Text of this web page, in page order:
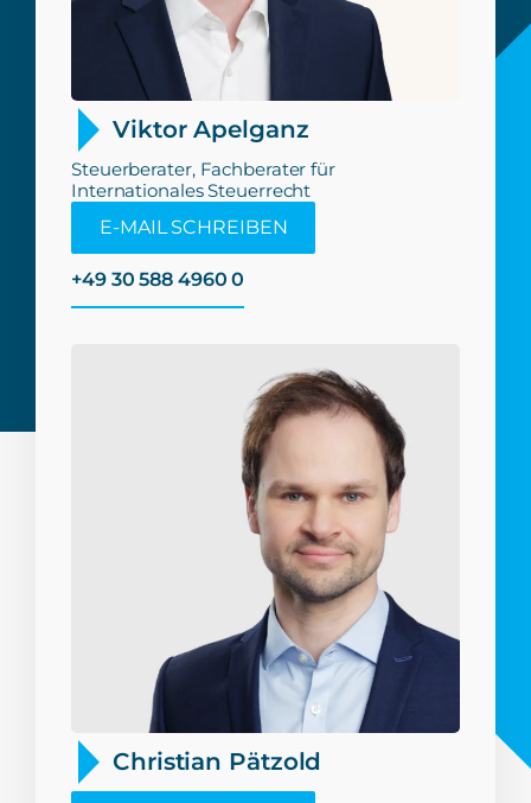
Viktor Apelganz
Steuerberater, Fachberater für
Internationales Steuerrecht
E-MAIL SCHREIBEN
+49 30 588 4960 0
Christian Pätzold